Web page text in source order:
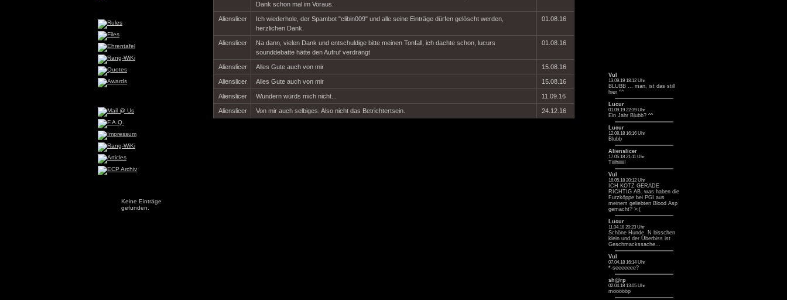
Keine Einträge
gefunden.
Dank schon mal im Voraus.
Alienslicer
Ich wiederhole, der Spambot "clibin009" und alle seine Einträge dürfen gelöscht werden,
herzlichen Dank.
01.08.16
Alienslicer
Na dann, vielen Dank und entschuldige bitte meinen Tonfall, ich dachte schon, lucurs
sounddebatte hätte den Aufruf verdrängt
01.08.16
Alienslicer Alles Gute auch von mir 15.08.16
Alienslicer Alles Gute auch von mir 15.08.16
Alienslicer Wundern würds mich nicht... 11.09.16
Alienslicer Von mir auch selbiges. Also nicht das Betrichtertsein. 24.12.16
Vul
13.09.19 18:12 Uhr
BLUBB ... man, ist das still
hier ^^
Lucur
01.09.19 22:39 Uhr
Ein Jahr Blubb? ^^
Lucur
12.08.18 16:16 Uhr
Blubb
Alienslicer
17.05.18 21:11 Uhr
Tiiihiiiii!
Vul
16.05.18 20:12 Uhr
ICH KOTZ GERADE
RICHTIG AB. was haben die
Furzköppe bei PGI aus
meinem geliebten Blood Asp
gemacht? >:(
Lucur
11.04.18 20:23 Uhr
Schöne Hunde. N bisschen
klein und der Überbiss ist
Geschmackssache...
Vul
07.04.18 16:14 Uhr
*-seeeeeee?
sh@rp
02.04.18 13:05 Uhr
möööööp